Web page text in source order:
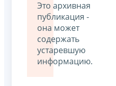
Это архивная
публикация -
она может
содержать
устаревшую
информацию.